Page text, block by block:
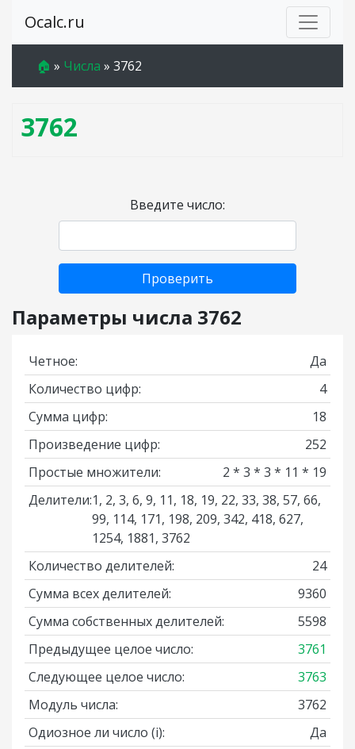
Ocalc.ru
🏠 » Числа » 3762
3762
Введите число:
Проверить
Параметры числа 3762
Четное:
Да
Количество цифр:
4
Сумма цифр:
18
Произведение цифр:
252
Простые множители:
2 * 3 * 3 * 11 * 19
Делители:1, 2, 3, 6, 9, 11, 18, 19, 22, 33, 38, 57, 66,
99, 114, 171, 198, 209, 342, 418, 627,
1254, 1881, 3762
Количество делителей:
24
Сумма всех делителей:
9360
Сумма собственных делителей:
5598
Предыдущее целое число:
3761
Следующее целое число:
3763
Модуль числа:
3762
Одиозное ли число (i):
Да